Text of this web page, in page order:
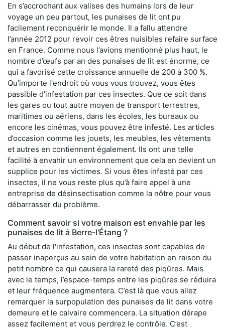
En s’accrochant aux valises des humains lors de leur
voyage un peu partout, les punaises de lit ont pu
facilement reconquérir le monde. Il a fallu attendre
l’année 2012 pour revoir ces êtres nuisibles refaire surface
en France. Comme nous l’avions mentionné plus haut, le
nombre d’œufs par an des punaises de lit est énorme, ce
qui a favorisé cette croissance annuelle de 200 à 300 %.
Qu'importe l'endroit où vous vous trouvez, vous êtes
passible d'infestation par ces insectes. Que ce soit dans
les gares ou tout autre moyen de transport terrestres,
maritimes ou aériens, dans les écoles, les bureaux ou
encore les cinémas, vous pouvez être infesté. Les articles
d’occasion comme les jouets, les meubles, les vêtements
et autres en contiennent également. Ils ont une telle
facilité à envahir un environnement que cela en devient un
supplice pour les victimes. Si vous êtes infesté par ces
insectes, il ne vous reste plus qu’à faire appel à une
entreprise de désinsectisation comme la nôtre pour vous
débarrasser du problème.
Comment savoir si votre maison est envahie par les
punaises de lit à Berre-l'Étang ?
Au début de l'infestation, ces insectes sont capables de
passer inaperçus au sein de votre habitation en raison du
petit nombre ce qui causera la rareté des piqûres. Mais
avec le temps, l’espace-temps entre les piqûres se réduira
et leur fréquence augmentera. C’est là que vous allez
remarquer la surpopulation des punaises de lit dans votre
demeure et le calvaire commencera. La situation dérape
assez facilement et vous perdrez le contrôle. C’est